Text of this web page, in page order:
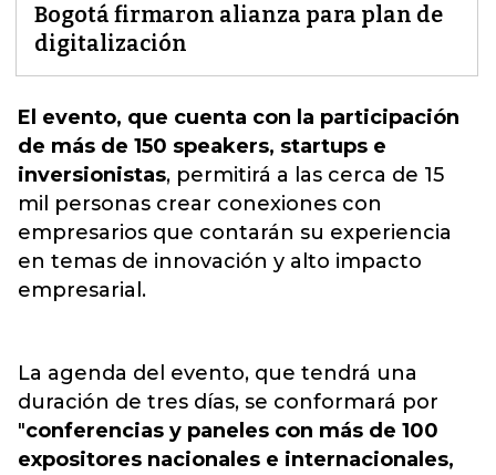
Bogotá firmaron alianza para plan de
digitalización
El evento, que cuenta con la participación
de más de 150 speakers, startups e
inversionistas, permitirá a las cerca de 15
mil personas crear conexiones con
empresarios que contarán su experiencia
en temas de innovación y alto impacto
empresarial.
La agenda del evento, que tendrá una
duración de tres días, se conformará por
"conferencias y paneles con más de 100
expositores nacionales e internacionales,